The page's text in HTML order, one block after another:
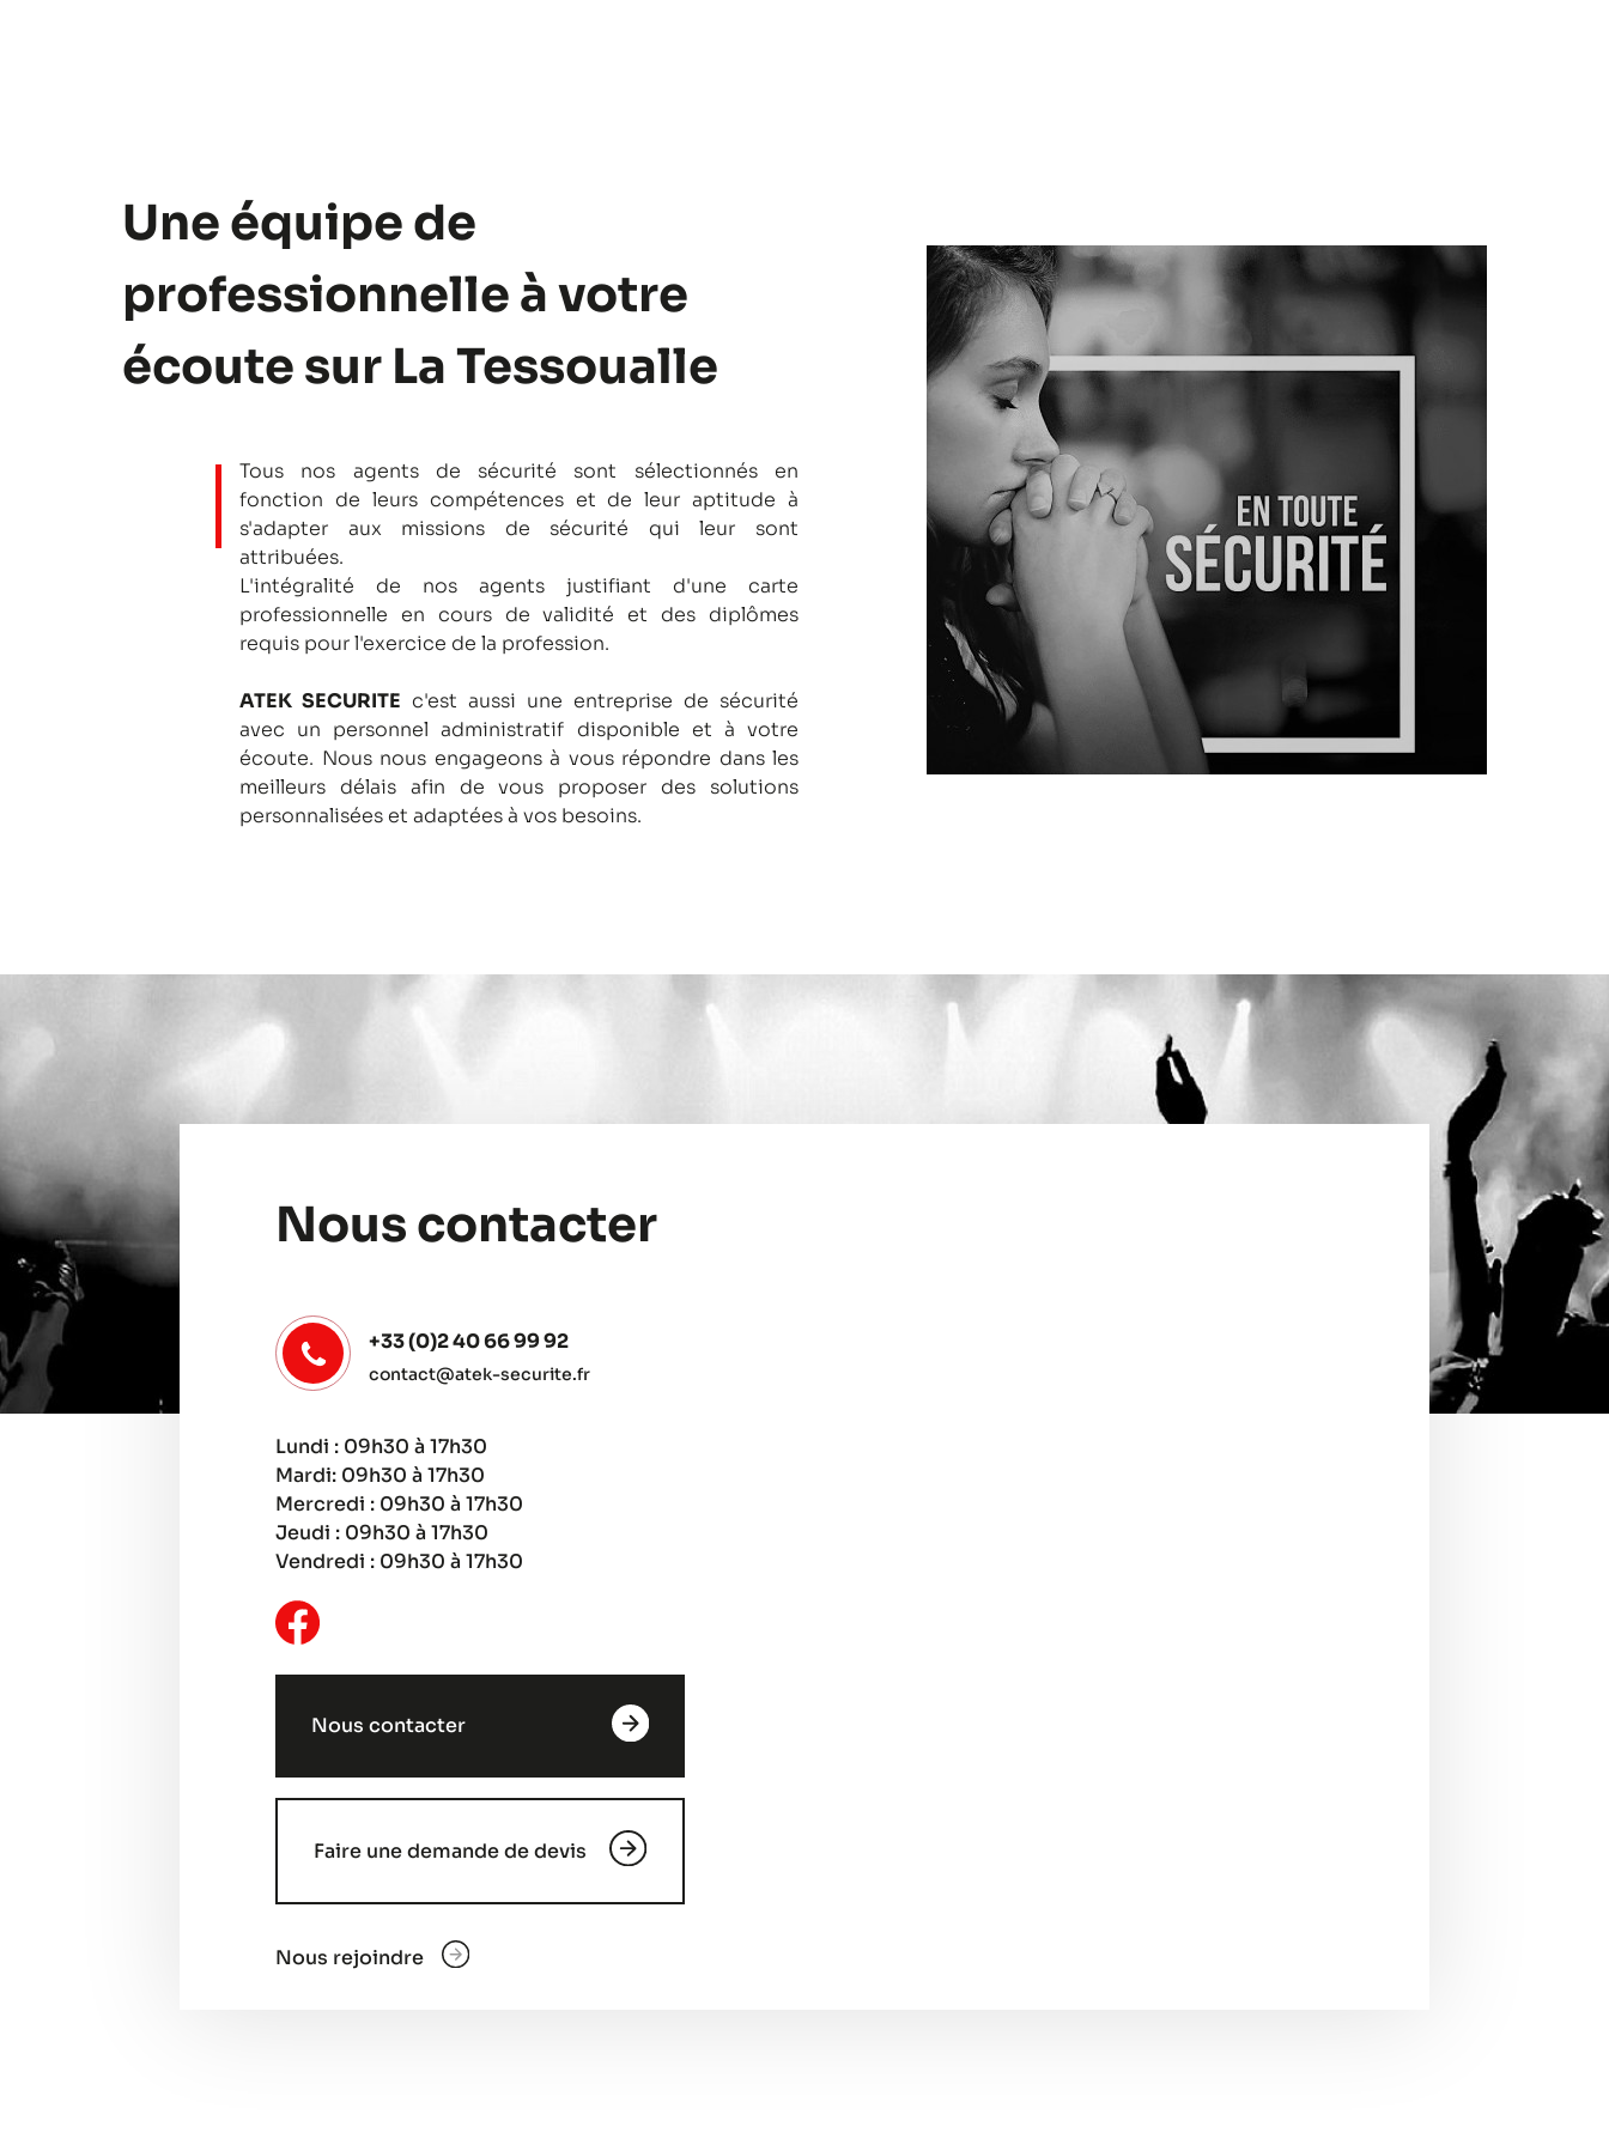
Une équipe de
professionnelle à votre
écoute sur La Tessoualle
Tous nos agents de sécurité sont sélectionnés en
fonction de leurs compétences et de leur aptitude à
s'adapter aux missions de sécurité qui leur sont
attribuées.
L'intégralité de nos agents justifiant d'une carte
professionnelle en cours de validité et des diplômes
requis pour l'exercice de la profession.
ATEK SECURITE c'est aussi une entreprise de sécurité
avec un personnel administratif disponible et à votre
écoute. Nous nous engageons à vous répondre dans les
meilleurs délais afin de vous proposer des solutions
personnalisées et adaptées à vos besoins.
Nous contacter
+33 (0)2 40 66 99 92
contact@atek-securite.fr
Lundi : 09h30 à 17h30
Mardi: 09h30 à 17h30
Mercredi : 09h30 à 17h30
Jeudi : 09h30 à 17h30
Vendredi : 09h30 à 17h30
Nous contacter
Faire une demande de devis
Nous rejoindre